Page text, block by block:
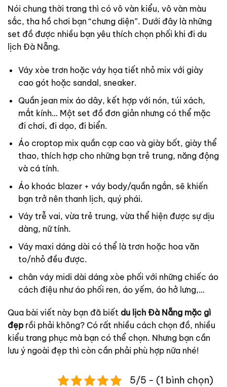
Nói chung thời trang thì có vô vàn kiểu, vô vàn màu
sắc, tha hồ chơi bạn “chưng diện”. Dưới đây là những
set đồ được nhiều bạn yêu thích chọn phối khi đi du
lịch Đà Nẵng.
Váy xòe trơn hoặc váy họa tiết nhỏ mix với giày
cao gót hoặc sandal, sneaker.
Quần jean mix áo dây, kết hợp với nón, túi xách,
mắt kính… Một set đồ đơn giản nhưng có thể mặc
đi chơi, đi dạo, đi biển.
Áo croptop mix quần cạp cao và giày bốt, giày thể
thao, thích hợp cho những bạn trẻ trung, năng động
và cá tính.
Áo khoác blazer + váy body/quần ngắn, sẽ khiến
bạn trở nên thanh lịch, quý phái.
Váy trễ vai, vừa trẻ trung, vừa thể hiện được sự dịu
dàng, nữ tính.
Váy maxi dáng dài có thể là trơn hoặc hoa văn
to/nhỏ đều được.
chân váy midi dài dáng xòe phối với những chiếc áo
cách điệu như áo phối ren, áo yếm, áo hở lưng,…
Qua bài viết này bạn đã biết du lịch Đà Nẵng mặc gì
đẹp rồi phải không? Có rất nhiều cách chọn đồ, nhiều
kiểu trang phục mà bạn có thể chọn. Nhưng bạn cần
lưu ý ngoài đẹp thì còn cần phải phù hợp nữa nhé!
5/5 - (1 bình chọn)